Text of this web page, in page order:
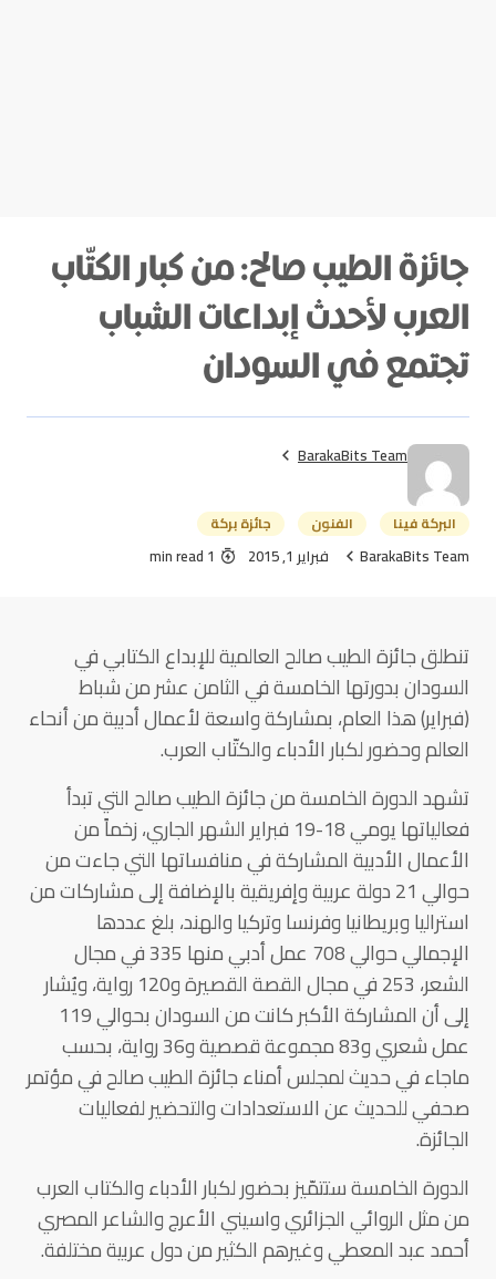
جائزة الطيب صالح: من كبار الكتّاب
العرب لأحدث إبداعات الشباب
تجتمع في السودان
BarakaBits Team
البركة فينا الفنون جائزة بركة
BarakaBits Team فبراير 1, 2015 1 min read
تنطلق جائزة الطيب صالح العالمية للإبداع الكتابي في
السودان بدورتها الخامسة في الثامن عشر من شباط
(فبراير) هذا العام، بمشاركة واسعة لأعمال أدبية من أنحاء
العالم وحضور لكبار الأدباء والكتّاب العرب.
تشهد الدورة الخامسة من جائزة الطيب صالح التي تبدأ
فعالياتها يومي 18-19 فبراير الشهر الجاري، زخماً من
الأعمال الأدبية المشاركة في منافساتها التي جاءت من
حوالي 21 دولة عربية وإفريقية بالإضافة إلى مشاركات من
استراليا وبريطانيا وفرنسا وتركيا والهند، بلغ عددها
الإجمالي حوالي 708 عمل أدبي منها 335 في مجال
الشعر، 253 في مجال القصة القصيرة و120 رواية، ويُشار
إلى أن المشاركة الأكبر كانت من السودان بحوالي 119
عمل شعري و83 مجموعة قصصية و36 رواية، بحسب
ماجاء في حديث لمجلس أمناء جائزة الطيب صالح في مؤتمر
صحفي للحديث عن الاستعدادات والتحضير لفعاليات
الجائزة.
الدورة الخامسة ستتمّيز بحضور لكبار الأدباء والكتاب العرب
من مثل الروائي الجزائري واسيني الأعرج والشاعر المصري
أحمد عبد المعطي وغيرهم الكثير من دول عربية مختلفة.